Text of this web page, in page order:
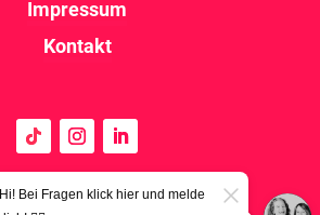
Impressum
Kontakt
Hi! Bei Fragen klick hier und melde